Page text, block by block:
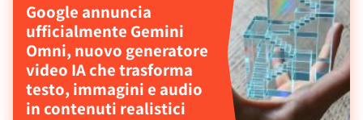
Google annuncia
ufficialmente Gemini
Omni, nuovo generatore
video IA che trasforma
testo, immagini e audio
in contenuti realistici